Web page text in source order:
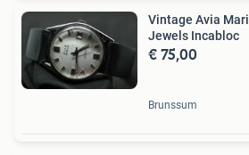
Vintage Avia
Jewels Incabloc
€ 75,00
Brunssum